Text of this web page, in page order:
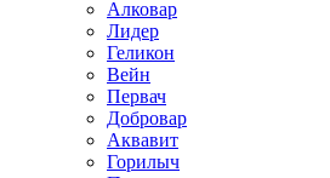
Алковар
Лидер
Геликон
Вейн
Первач
Добровар
Аквавит
Горилыч